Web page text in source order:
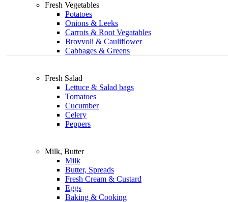
Fresh Vegetables
Potatoes
Onions & Leeks
Carrots & Root Vegatables
Brovvoli & Cauliflower
Cabbages & Greens
Fresh Salad
Lettuce & Salad bags
Tomatoes
Cucumber
Celery
Peppers
Milk, Butter
Milk
Butter, Spreads
Fresh Cream & Custard
Eggs
Baking & Cooking